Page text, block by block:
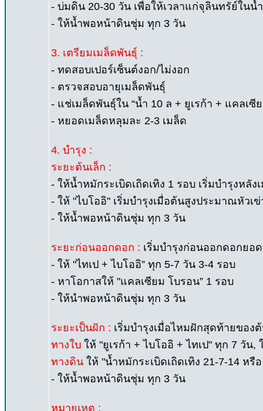
- บ่มดิน 20-30 วัน เพื่อให้เวลาแก่จุลินทรัย์ในน้
- ให้น้ำพอหน้าดินชุ่ม ทุก 3 วัน
3. เตรียมเมล็ดพันธุ์ :
- ทดสอบเปอร์เซ็นต์งอก/ไม่งอก
- ตรวจสอบอายุเมล็ดพันธุ์
- แช่เมล็ดพันธุ์ใน “น้ำ 10 ล + ยูเรก้า + แคล
- หยอดเมล็ดหลุมละ 2-3 เมล็ด
4. บำรุง :
ระยะต้นเล็ก :
- ให้น้ำหมักระเบิดเถิดเทิง 1 รอบ เริ่มบำรุงหลั
- ให้ "ไบโออิ" เริ่มบำรุงเมื่อต้นสูงประมาณหัวเข่
- ให้น้ำพอหน้าดินชุ่ม ทุก 3 วัน
ระยะก่อนออกดอก : เริ่มบำรุงก่อนออกดอกยอ
- ให้ "ไทเป + ไบโออิ” ทุก 5-7 วัน 3-4 รอบ
- หาโอกาสให้ "แคลเซียม โบรอน” 1 รอบ
- ให้นำพอหน้าดินชุ่ม ทุก 3 วัน
ระยะเป็นฝัก : เริ่มบำรุงเมื่อไหมฝักสุดท้ายของ
ทางใบ ให้ "ยูเรก้า + ไบโออิ + ไทเป" ทุก 7 วัน,
ทางดิน ให้ "น้ำหมักระเบิดเถิดเทิง 21-7-14 ห
- ให้น้ำพอหน้าดินชุ่ม ทุก 3 วัน
หมายเหตุ :